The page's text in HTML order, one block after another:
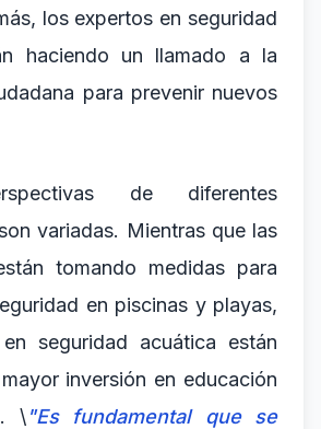
los expertos en seguridad
haciendo un llamado a la
para prevenir nuevos
de diferentes
variadas. Mientras que las
tomando medidas para
en piscinas y playas,
seguridad acuática están
inversión en educación
\"Es fundamental que se